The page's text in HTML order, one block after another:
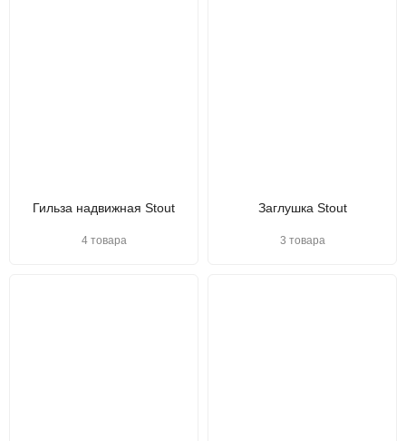
Гильза надвижная Stout
4 товара
Заглушка Stout
3 товара